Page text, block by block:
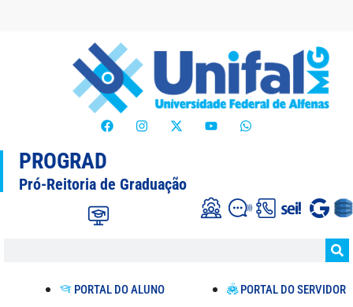
PROGRAD
Pró-Reitoria de Graduação
PORTAL DO ALUNO PORTAL DO SERVIDOR